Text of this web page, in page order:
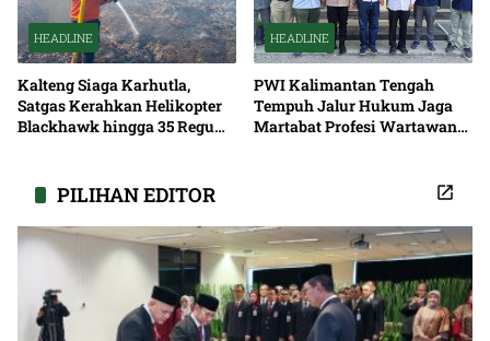
HEADLINE
Kalteng Siaga Karhutla,
Satgas Kerahkan Helikopter
Blackhawk hingga 35 Regu
HEADLINE
PWI Kalimantan Tengah
Tempuh Jalur Hukum Jaga
Martabat Profesi Wartawan
PILIHAN EDITOR